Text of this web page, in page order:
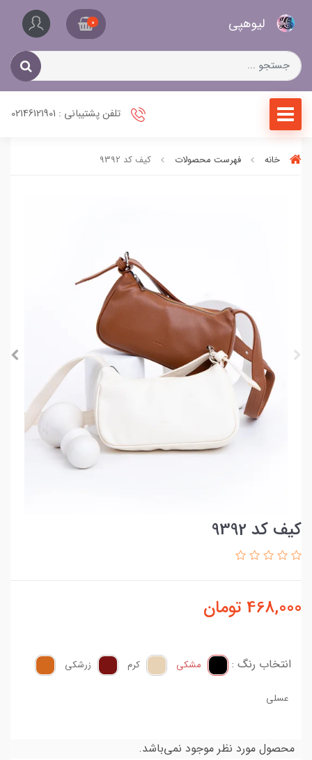
لیو‌هپی 0
تلفن پشتیبانی : 02146121901
خانه فهرست محصولات کیف کد 9392
کیف کد 9392
468,000 تومان
انتخاب رنگ : مشکی کرم زرشکی
عسلی
محصول مورد نظر موجود نمی‌باشد.